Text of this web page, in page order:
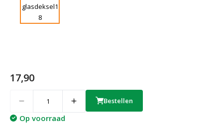
17,90
Bestellen
Op voorraad